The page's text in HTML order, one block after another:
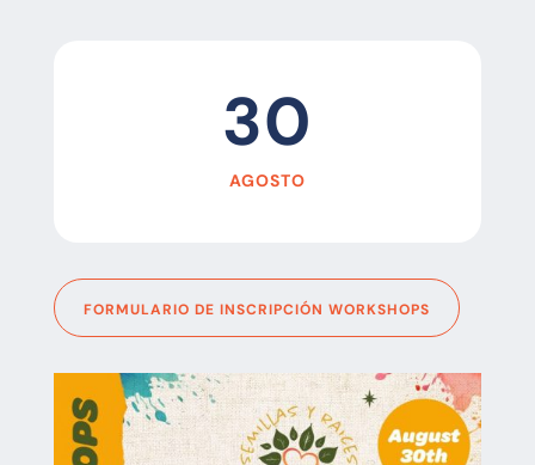
30
AGOSTO
FORMULARIO DE INSCRIPCIÓN WORKSHOPS